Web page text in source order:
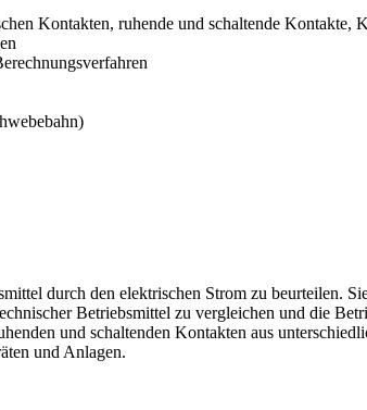
Kontakten, ruhende und schaltende Kontakte,
durch den elektrischen Strom zu beurteilen.
Betriebsmittel zu vergleichen und die
und schaltenden Kontakten aus
und Anlagen.